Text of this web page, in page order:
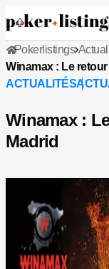
Pokerlistings
Winamax : Le
ACTUALITÉS
Winamax :
Madrid